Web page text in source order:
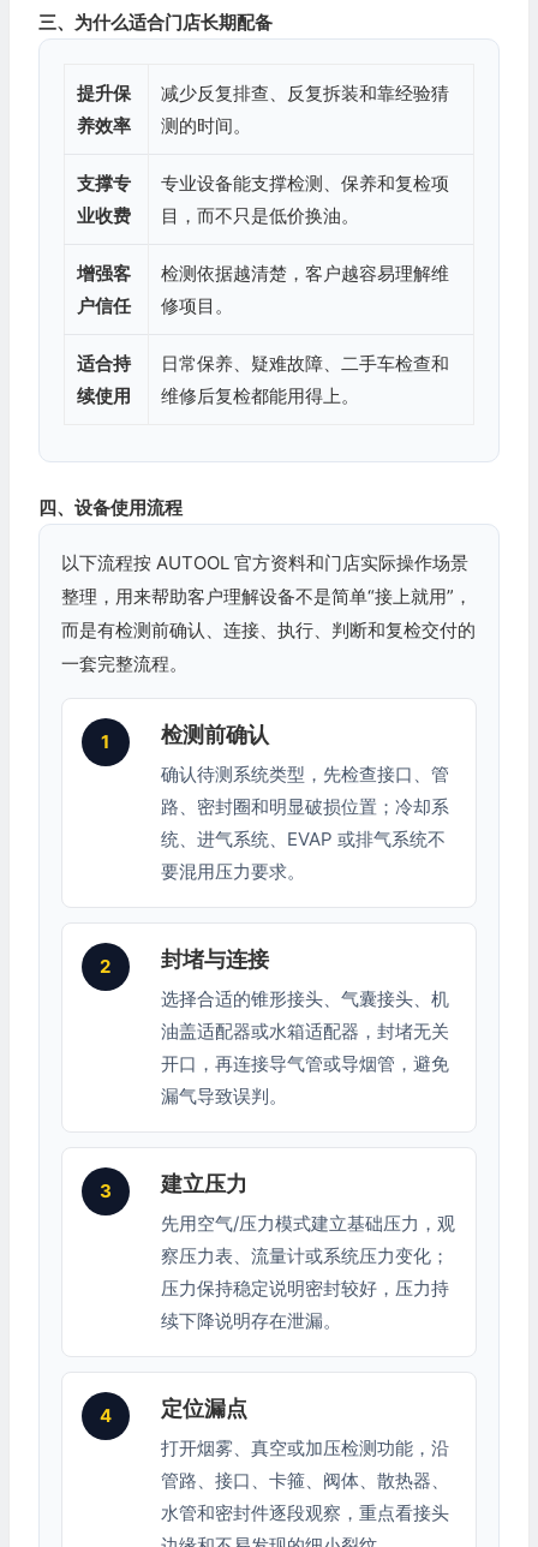
三、为什么适合门店长期配备
提升保
养效率
减少反复排查、反复拆装和靠经验猜
测的时间。
支撑专
业收费
专业设备能支撑检测、保养和复检项
目，而不只是低价换油。
增强客
户信任
检测依据越清楚，客户越容易理解维
修项目。
适合持
续使用
日常保养、疑难故障、二手车检查和
维修后复检都能用得上。
四、设备使用流程
以下流程按 AUTOOL 官方资料和门店实际操作场景
整理，用来帮助客户理解设备不是简单“接上就用”，
而是有检测前确认、连接、执行、判断和复检交付的
一套完整流程。
1 检测前确认
确认待测系统类型，先检查接口、管
路、密封圈和明显破损位置；冷却系
统、进气系统、EVAP 或排气系统不
要混用压力要求。
2 封堵与连接
选择合适的锥形接头、气囊接头、机
油盖适配器或水箱适配器，封堵无关
开口，再连接导气管或导烟管，避免
漏气导致误判。
3 建立压力
先用空气/压力模式建立基础压力，观
察压力表、流量计或系统压力变化；
压力保持稳定说明密封较好，压力持
续下降说明存在泄漏。
4 定位漏点
打开烟雾、真空或加压检测功能，沿
管路、接口、卡箍、阀体、散热器、
水管和密封件逐段观察，重点看接头